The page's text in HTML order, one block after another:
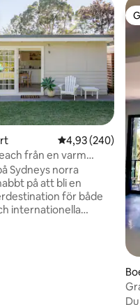
4,93 av 5 i
4,93 (240)
från en varm
Sydneys norra
på att bli en
för både
internationella